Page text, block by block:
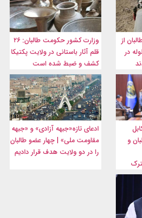
از
لوله در
وزارت کشور حکومت طالبان: ۲۶
قلم آثار باستانی در ولایت پکتیکا
کشف و ضبط شده است
و
ادعای تازه«جبهه آزادی» و «جبهه
مقاومت ملی» | چهار عضو طالبان
را در دو ولایت هدف قرار دادیم